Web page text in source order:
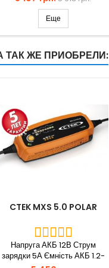
Еще
ТАК ЖЕ ПРИОБРЕЛИ:
CTEK MXS 5.0 POLAR
Напруга АКБ 12В Струм
зарядки 5А Ємність АКБ 1.2-